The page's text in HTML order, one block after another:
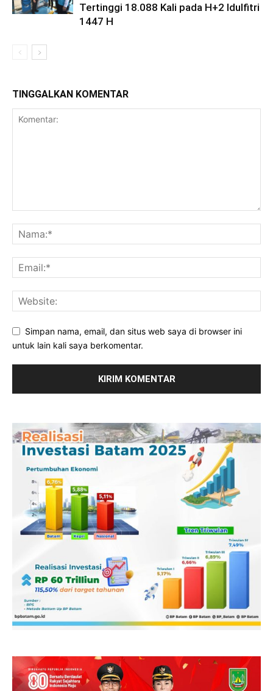
Tertinggi 18.088 Kali pada H+2 Idulfitri
1447 H
TINGGALKAN KOMENTAR
Simpan nama, email, dan situs web saya di browser ini
untuk lain kali saya berkomentar.